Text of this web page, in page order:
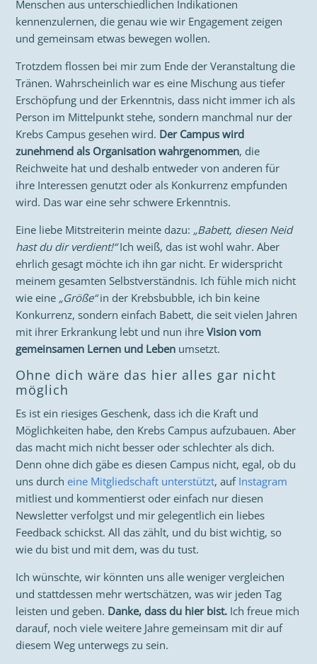
Menschen aus unterschiedlichen Indikationen
kennenzulernen, die genau wie wir Engagement zeigen
und gemeinsam etwas bewegen wollen.
Trotzdem flossen bei mir zum Ende der Veranstaltung die
Tränen. Wahrscheinlich war es eine Mischung aus tiefer
Erschöpfung und der Erkenntnis, dass nicht immer ich als
Person im Mittelpunkt stehe, sondern manchmal nur der
Krebs Campus gesehen wird. Der Campus wird
zunehmend als Organisation wahrgenommen, die
Reichweite hat und deshalb entweder von anderen für
ihre Interessen genutzt oder als Konkurrenz empfunden
wird. Das war eine sehr schwere Erkenntnis.
Eine liebe Mitstreiterin meinte dazu: „Babett, diesen Neid
hast du dir verdient!“Ich weiß, das ist wohl wahr. Aber
ehrlich gesagt möchte ich ihn gar nicht. Er widerspricht
meinem gesamten Selbstverständnis. Ich fühle mich nicht
wie eine „Größe“in der Krebsbubble, ich bin keine
Konkurrenz, sondern einfach Babett, die seit vielen Jahren
mit ihrer Erkrankung lebt und nun ihreVision vom
gemeinsamen Lernen und Leben umsetzt.
Ohne dich wäre das hier alles gar nicht
möglich
Es ist ein riesiges Geschenk, dass ich die Kraft und
Möglichkeiten habe, den Krebs Campus aufzubauen. Aber
das macht mich nicht besser oder schlechter als dich.
Denn ohne dich gäbe es diesen Campus nicht, egal, ob du
uns durch eine Mitgliedschaft unterstützt, auf Instagram
mitliest und kommentierst oder einfach nur diesen
Newsletter verfolgst und mir gelegentlich ein liebes
Feedback schickst. All das zählt, und du bist wichtig, so
wie du bist und mit dem, was du tust.
Ich wünschte, wir könnten uns alle weniger vergleichen
und stattdessen mehr wertschätzen, was wir jeden Tag
leisten und geben. Danke, dass du hier bist. Ich freue mich
darauf, noch viele weitere Jahre gemeinsam mit dir auf
diesem Weg unterwegs zu sein.